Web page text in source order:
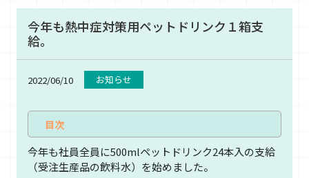
今年も熱中症対策用ペットドリンク１箱支
給。
お知らせ
2022/06/10
今年も社員全員に500mlペットドリンク24本入の支給
（受注生産品の飲料水）を始めました。